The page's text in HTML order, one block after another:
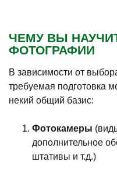
ЧЕМУ ВЫ
ФОТОГРАФИИ
В зависимости от
требуемая подготовка
некий общий базис:
Фотокамеры
дополнительное
штативы и т.д.)